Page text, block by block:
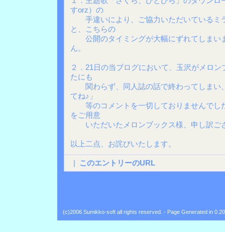
すorz）の
手違いにより、ご協力いただいているミ
と、こちらの
公開のタイミングが大幅にずれてしまい
ん。
２．21日の当ブログにおいて、玉沢がメロ
たにも
関わらず、同人誌の話で終わってしまい
てね♪」
等のコメントを一切しておりませんでし
をご用意
いただいたメロンブックス様、申し訳ご
以上二点、お詫びいたします。
| このエントリーのURL
(c)2006 Sumikko-soft all rights reserved. - Page Generated in